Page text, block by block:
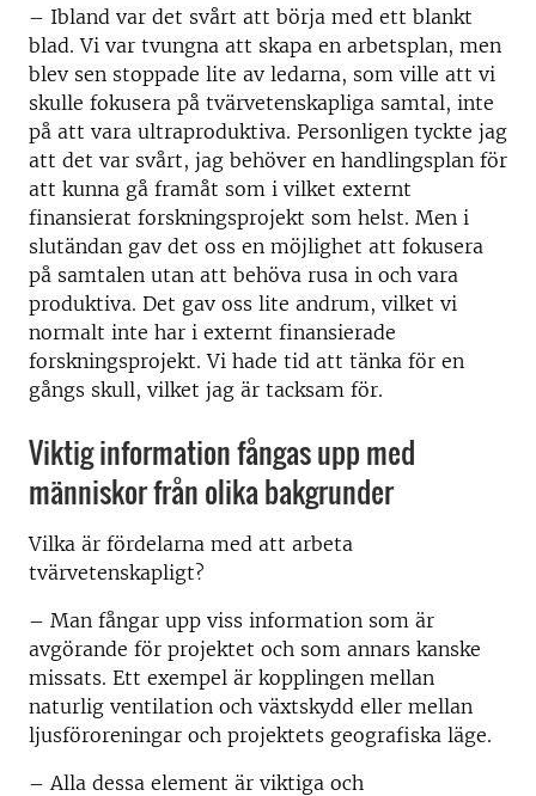
– Ibland var det svårt att börja med ett blankt
blad. Vi var tvungna att skapa en arbetsplan, men
blev sen stoppade lite av ledarna, som ville att vi
skulle fokusera på tvärvetenskapliga samtal, inte
på att vara ultraproduktiva. Personligen tyckte jag
att det var svårt, jag behöver en handlingsplan för
att kunna gå framåt som i vilket externt
finansierat forskningsprojekt som helst. Men i
slutändan gav det oss en möjlighet att fokusera
på samtalen utan att behöva rusa in och vara
produktiva. Det gav oss lite andrum, vilket vi
normalt inte har i externt finansierade
forskningsprojekt. Vi hade tid att tänka för en
gångs skull, vilket jag är tacksam för.
Viktig information fångas upp med
människor från olika bakgrunder
Vilka är fördelarna med att arbeta
tvärvetenskapligt?
– Man fångar upp viss information som är
avgörande för projektet och som annars kanske
missats. Ett exempel är kopplingen mellan
naturlig ventilation och växtskydd eller mellan
ljusföroreningar och projektets geografiska läge.
– Alla dessa element är viktiga och